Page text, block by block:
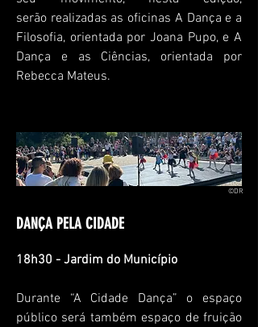
serão realizadas as oficinas A Dança e a
Filosofia, orientada por Joana Pupo, e A
Dança e as Ciências, orientada por
Rebecca Mateus.
©DR
DANÇA PELA CIDADE
18h30 - Jardim do Município
Durante “A Cidade Dança” o espaço
público será também espaço de fruição